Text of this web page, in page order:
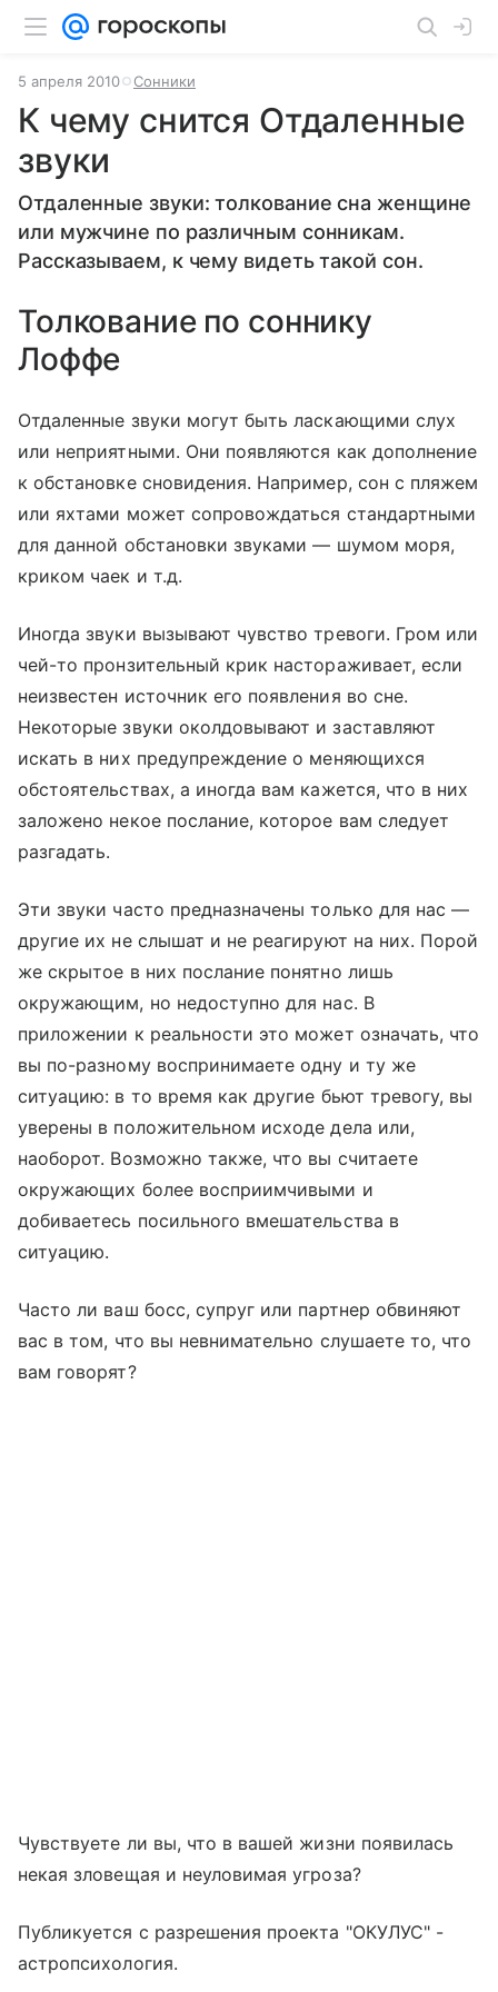
5 апреля 2010 Сонники
К чему снится Отдаленные
звуки
Отдаленные звуки: толкование сна женщине
или мужчине по различным сонникам.
Рассказываем, к чему видеть такой сон.
Толкование по соннику
Лоффе
Отдаленные звуки могут быть ласкающими слух
или неприятными. Они появляются как дополнение
к обстановке сновидения. Например, сон с пляжем
или яхтами может сопровождаться стандартными
для данной обстановки звуками — шумом моря,
криком чаек и т.д.
Иногда звуки вызывают чувство тревоги. Гром или
чей-то пронзительный крик настораживает, если
неизвестен источник его появления во сне.
Некоторые звуки околдовывают и заставляют
искать в них предупреждение о меняющихся
обстоятельствах, а иногда вам кажется, что в них
заложено некое послание, которое вам следует
разгадать.
Эти звуки часто предназначены только для нас —
другие их не слышат и не реагируют на них. Порой
же скрытое в них послание понятно лишь
окружающим, но недоступно для нас. В
приложении к реальности это может означать, что
вы по-разному воспринимаете одну и ту же
ситуацию: в то время как другие бьют тревогу, вы
уверены в положительном исходе дела или,
наоборот. Возможно также, что вы считаете
окружающих более восприимчивыми и
добиваетесь посильного вмешательства в
ситуацию.
Часто ли ваш босс, супруг или партнер обвиняют
вас в том, что вы невнимательно слушаете то, что
вам говорят?
Чувствуете ли вы, что в вашей жизни появилась
некая зловещая и неуловимая угроза?
Публикуется с разрешения проекта "ОКУЛУС" -
астропсихология.